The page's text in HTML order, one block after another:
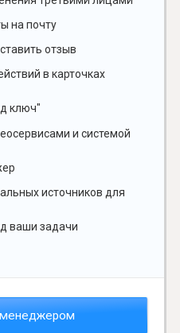
на почту
отзыв
в карточках
ключ"
и системой
источников для
ваши задачи
менеджером